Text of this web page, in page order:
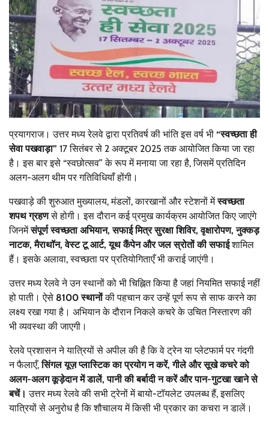
प्रयागराज। उत्तर मध्य रेलवे द्वारा प्रतिवर्ष की भांति इस वर्ष भी “स्वच्छता ही
सेवा पखवाड़ा” 17 सितंबर से 2 अक्टूबर 2025 तक आयोजित किया जा रहा
है। इस बार इसे “स्वछोत्सव” के रूप में मनाया जा रहा है, जिसमें प्रतिदिन
अलग-अलग थीम पर गतिविधियाँ होंगी।
पखवाड़े की शुरुआत मुख्यालय, मंडलों, कारखानों और स्टेशनों मेंस्वच्छता
शपथ ग्रहणसे होगी। इस दौरान कई प्रमुख कार्यक्रम आयोजित किए जाएंगे
जिनमेंसंपूर्ण स्वच्छता अभियान, सफाई मित्र सुरक्षा शिविर, वृक्षारोपण, नुक्कड़
नाटक, मैराथॉन, वेस्ट टू आर्ट, यूथ कैंपेन और जल स्रोतों की सफाईशामिल
हैं। इसके अलावा, स्वच्छता पर प्रतियोगिताएँ भी कराई जाएंगी।
उत्तर मध्य रेलवे ने उन स्थानों को भी चिह्नित किया है जहां नियमित सफाई नहीं
हो पाती। ऐसे 8100 स्थानोंकी पहचान कर उन्हें पूर्ण रूप से साफ करने का
लक्ष्य रखा गया है। अभियान के दौरान निकले कचरे के उचित निस्तारण की
भी व्यवस्था की जाएगी।
रेलवे प्रशासन ने यात्रियों से अपील की है कि वे ट्रेन या प्लेटफार्म पर गंदगी
न फैलाएँ,सिंगल यूज़ प्लास्टिक का प्रयोग न करें, गीले और सूखे कचरे को
अलग-अलग कूड़ेदान में डालें, पानी की बर्बादी न करें और पान-गुटखा खाने से
बचें। उत्तर मध्य रेलवे की सभी ट्रेनों में बायो-टॉयलेट उपलब्ध हैं, इसलिए
यात्रियों से अनुरोध है कि शौचालय में किसी भी प्रकार का कचरा न डालें।